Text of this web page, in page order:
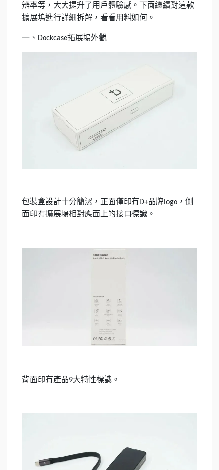
辨率等，大大提升了用戶體驗感。下面繼續對這款
擴展塢進行詳細拆解，看看用料如何。
一、 Dockcase拓展塢外觀
包裝盒設計十分簡潔，正面僅印有D+品牌 logo ，側
面印有擴展塢相對應面上的接口標識。
背面印有產品9大特性標識。